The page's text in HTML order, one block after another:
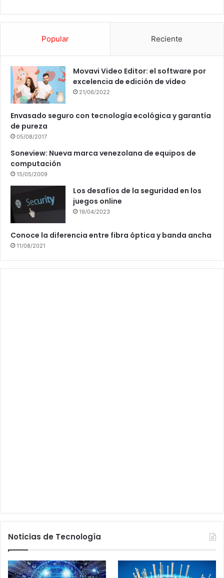
Popular Reciente
Movavi Video Editor: el software por
excelencia de edición de vídeo
21/06/2022
Envasado seguro con tecnología ecológica y garantía
de pureza
05/08/2017
Soneview: Nueva marca venezolana de equipos de
computación
15/05/2009
Los desafíos de la seguridad en los
juegos online
19/04/2023
Conoce la diferencia entre fibra óptica y banda ancha
11/08/2021
Noticias de Tecnología